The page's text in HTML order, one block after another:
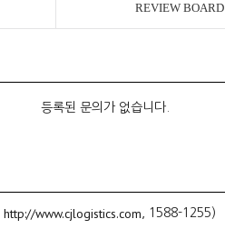
REVIEW BOARD
등록된 문의가 없습니다.
http://www.cjlogistics.com , 1588-1255)